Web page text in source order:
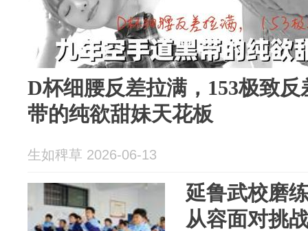
D杯细腰反差拉满，153极致
带的纯欲甜妹天花板
生如稗草 2026-06-13
延鲁武校磨
从容面对挑